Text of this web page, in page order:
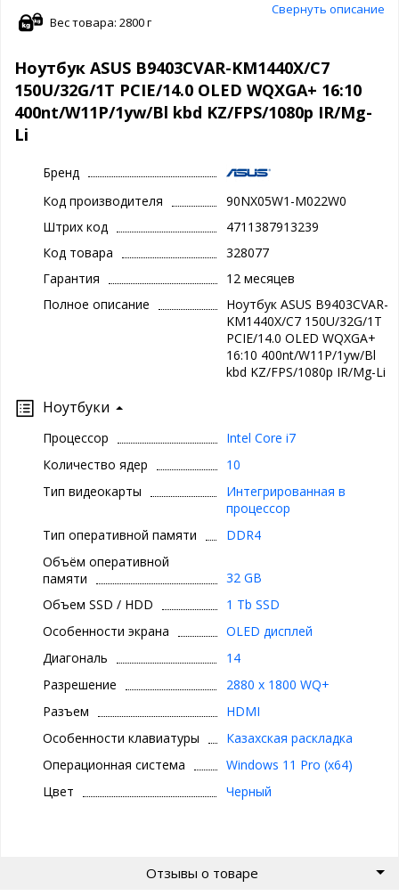
Свернуть описание
Вес товара: 2800 г
Ноутбук ASUS B9403CVAR-KM1440X/C7
150U/32G/1T PCIE/14.0 OLED WQXGA+ 16:10
400nt/W11P/1yw/Bl kbd KZ/FPS/1080p IR/Mg-
Li
Бренд
Код производителя
90NX05W1-M022W0
Штрих код
4711387913239
Код товара
328077
Гарантия
12 месяцев
Полное описание
Ноутбук ASUS B9403CVAR-
KM1440X/C7 150U/32G/1T
PCIE/14.0 OLED WQXGA+
16:10 400nt/W11P/1yw/Bl
kbd KZ/FPS/1080p IR/Mg-Li
Ноутбуки
Процессор
Intel Core i7
Количество ядер
10
Тип видеокарты
Интегрированная в
процессор
Тип оперативной памяти
DDR4
Объём оперативной
памяти
32 GB
Объем SSD / HDD
1 Tb SSD
Особенности экрана
OLED дисплей
Диагональ
14
Разрешение
2880 x 1800 WQ+
Разъем
HDMI
Особенности клавиатуры
Казахская раскладка
Операционная система
Windows 11 Pro (x64)
Цвет
Черный
Отзывы о товаре